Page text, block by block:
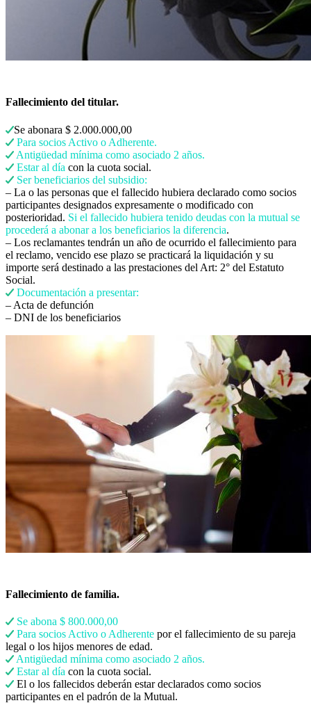
Fallecimiento del titular.
Se abonara $ 2.000.000,00
Para socios Activo o Adherente.
Antigüedad mínima como asociado 2 años.
Estar al día con la cuota social.
Ser beneficiarios del subsidio:
– La o las personas que el fallecido hubiera declarado como socios
participantes designados expresamente o modificado con
posterioridad. Si el fallecido hubiera tenido deudas con la mutual se
procederá a abonar a los beneficiarios la diferencia.
– Los reclamantes tendrán un año de ocurrido el fallecimiento para
el reclamo, vencido ese plazo se practicará la liquidación y su
importe será destinado a las prestaciones del Art: 2° del Estatuto
Social.
Documentación a presentar:
– Acta de defunción
– DNI de los beneficiarios
Fallecimiento de familia.
Se abona $ 800.000,00
Para socios Activo o Adherente por el fallecimiento de su pareja
legal o los hijos menores de edad.
Antigüedad mínima como asociado 2 años.
Estar al día con la cuota social.
El o los fallecidos deberán estar declarados como socios
participantes en el padrón de la Mutual.